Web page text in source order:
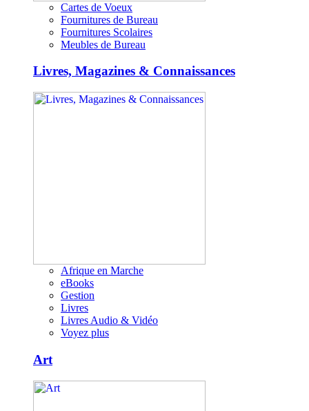
Cartes de Voeux
Fournitures de Bureau
Fournitures Scolaires
Meubles de Bureau
Livres, Magazines & Connaissances
Afrique en Marche
eBooks
Gestion
Livres
Livres Audio & Vidéo
Voyez plus
Art